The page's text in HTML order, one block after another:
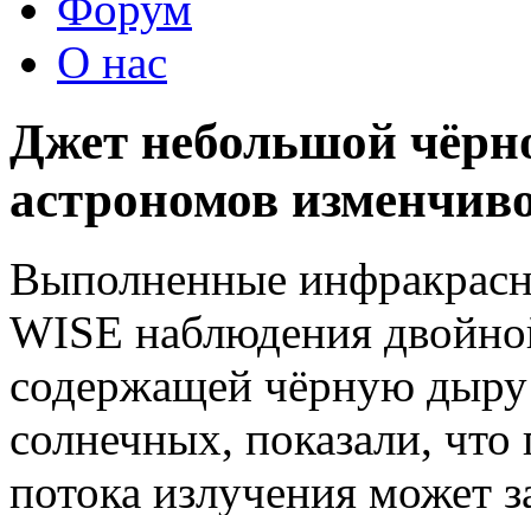
О нас
Джет небольшой
астрономов
Выполненные
WISE наблюдения
содержащей чёрную
солнечных, показали, что
потока излучения может